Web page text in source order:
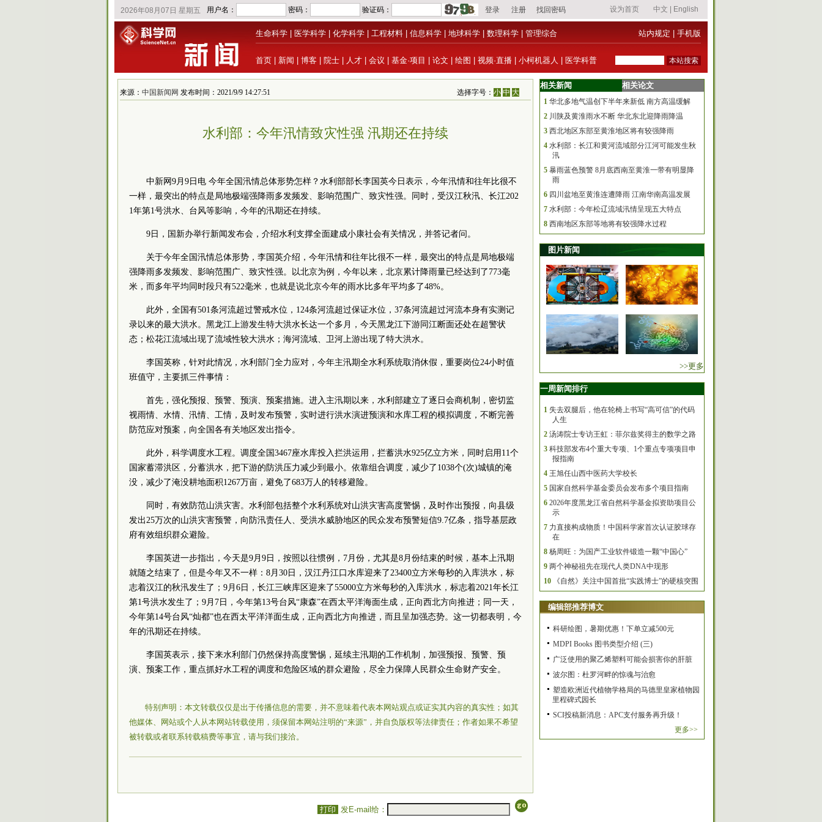
生命科学 医学科学 化学科学 工程材料 信息科学 地球科学 数理科学 管理综合 站内规定 手机版
首页 新闻 博客 院士 人才 会议 基金·项目 论文 绘图 视频·直播 小柯机器人 医学科普
来源： 中国新闻网 发布时间：2021/9/9 14:27:51 选择字号：小 中 大
水利部：今年汛情致灾性强 汛期还在持续
中新网9月9日电 今年全国汛情总体形势怎样？水利部部长李国英今日表示，今年汛情和往年比很不
一样，最突出的特点是局地极端强降雨多发频发、影响范围广、致灾性强。同时，受汉江秋汛、长江202
1年第1号洪水、台风等影响，今年的汛期还在持续。
9日，国新办举行新闻发布会，介绍水利支撑全面建成小康社会有关情况，并答记者问。
关于今年全国汛情总体形势，李国英介绍，今年汛情和往年比很不一样，最突出的特点是局地极端
强降雨多发频发、影响范围广、致灾性强。以北京为例，今年以来，北京累计降雨量已经达到了773毫
米，而多年平均同时段只有522毫米，也就是说北京今年的雨水比多年平均多了48%。
此外，全国有501条河流超过警戒水位，124条河流超过保证水位，37条河流超过河流本身有实测记
录以来的最大洪水。黑龙江上游发生特大洪水长达一个多月，今天黑龙江下游同江断面还处在超警状
态；松花江流域出现了流域性较大洪水；海河流域、卫河上游出现了特大洪水。
李国英称，针对此情况，水利部门全力应对，今年主汛期全水利系统取消休假，重要岗位24小时值
班值守，主要抓三件事情：
首先，强化预报、预警、预演、预案措施。进入主汛期以来，水利部建立了逐日会商机制，密切监
视雨情、水情、汛情、工情，及时发布预警，实时进行洪水演进预演和水库工程的模拟调度，不断完善
防范应对预案，向全国各有关地区发出指令。
此外，科学调度水工程。调度全国3467座水库投入拦洪运用，拦蓄洪水925亿立方米，同时启用11个
国家蓄滞洪区，分蓄洪水，把下游的防洪压力减少到最小。依靠组合调度，减少了1038个(次)城镇的淹
没，减少了淹没耕地面积1267万亩，避免了683万人的转移避险。
同时，有效防范山洪灾害。水利部包括整个水利系统对山洪灾害高度警惕，及时作出预报，向县级
发出25万次的山洪灾害预警，向防汛责任人、受洪水威胁地区的民众发布预警短信9.7亿条，指导基层政
府有效组织群众避险。
李国英进一步指出，今天是9月9日，按照以往惯例，7月份，尤其是8月份结束的时候，基本上汛期
就随之结束了，但是今年又不一样：8月30日，汉江丹江口水库迎来了23400立方米每秒的入库洪水，标
志着汉江的秋汛发生了；9月6日，长江三峡库区迎来了55000立方米每秒的入库洪水，标志着2021年长江
第1号洪水发生了；9月7日，今年第13号台风“康森”在西太平洋海面生成，正向西北方向推进；同一天，
今年第14号台风“灿都”也在西太平洋洋面生成，正向西北方向推进，而且呈加强态势。这一切都表明，今
年的汛期还在持续。
李国英表示，接下来水利部门仍然保持高度警惕，延续主汛期的工作机制，加强预报、预警、预
演、预案工作，重点抓好水工程的调度和危险区域的群众避险，尽全力保障人民群众生命财产安全。
特别声明：本文转载仅仅是出于传播信息的需要，并不意味着代表本网站观点或证实其内容的真实性；如其
他媒体、网站或个人从本网站转载使用，须保留本网站注明的“来源”，并自负版权等法律责任；作者如果不希望
被转载或者联系转载稿费等事宜，请与我们接洽。
打印 发E-mail给：
相关新闻 相关论文
1 华北多地气温创下半年来新低 南方高温缓解
2 川陕及黄淮雨水不断 华北东北迎降雨降温
3 西北地区东部至黄淮地区将有较强降雨
4 水利部：长江和黄河流域部分江河可能发生秋
汛
5 暴雨蓝色预警 8月底西南至黄淮一带有明显降
雨
6 四川盆地至黄淮连遭降雨 江南华南高温发展
7 水利部：今年松辽流域汛情呈现五大特点
8 西南地区东部等地将有较强降水过程
图片新闻
>>更多
一周新闻排行
1 失去双腿后，他在轮椅上书写“高可信”的代码
人生
2 汤涛院士专访王虹：菲尔兹奖得主的数学之路
3 科技部发布4个重大专项、1个重点专项项目申
报指南
4 王旭任山西中医药大学校长
5 国家自然科学基金委员会发布多个项目指南
6 2026年度黑龙江省自然科学基金拟资助项目公
示
7 力直接构成物质！中国科学家首次认证胶球存
在
8 杨周旺：为国产工业软件锻造一颗“中国心”
9 两个神秘祖先在现代人类DNA中现形
10
《自然》关注中国首批“实践博士”的硬核突围
编辑部推荐博文
科研绘图，暑期优惠！下单立减500元
MDPI Books 图书类型介绍 (三)
广泛使用的聚乙烯塑料可能会损害你的肝脏
波尔图：杜罗河畔的惊魂与治愈
塑造欧洲近代植物学格局的马德里皇家植物园
里程碑式园长
SCI投稿新消息：APC支付服务再升级！
更多>>